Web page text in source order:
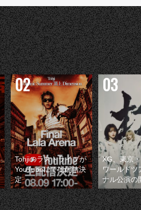
Tohjiのラストライブが
YouTubeにて生配信決
定
XG、東京
ワールドツ
ナル公演の